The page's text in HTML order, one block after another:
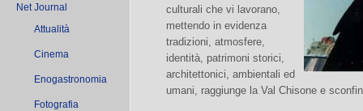
Net Journal
Attualità
Cinema
Enogastronomia
Fotografia
culturali che vi lavorano,
mettendo in evidenza
tradizioni, atmosfere,
identità, patrimoni storici,
architettonici, ambientali ed
umani, raggiunge la Val Chisone e